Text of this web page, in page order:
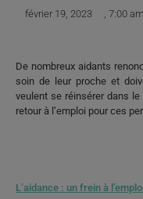
février 19, 2023 7:00 am
De nombreux aidants
soin de leur proche et
veulent se réinsérer dans
retour à l’emploi pour ces
L’aidance : un frein à